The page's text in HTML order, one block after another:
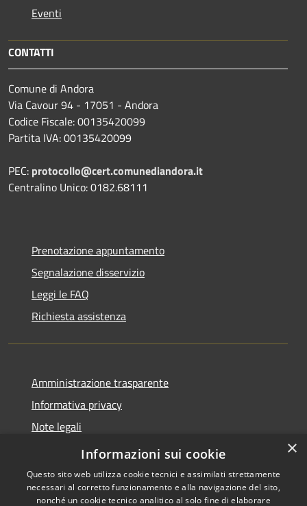
Eventi
CONTATTI
Comune di Andora
Via Cavour 94 - 17051 - Andora
Codice Fiscale: 00135420099
Partita IVA: 00135420099
PEC: protocollo@cert.comunediandora.it
Centralino Unico: 0182.68111
Prenotazione appuntamento
Segnalazione disservizio
Leggi le FAQ
Richiesta assistenza
Amministrazione trasparente
Informativa privacy
Note legali
Dichiarazione di accessibilità
×
Informazioni sui cookie
Questo sito web utilizza cookie tecnici e assimilati strettamente
necessari al corretto funzionamento e alla navigazione del sito,
nonché un cookie tecnico analitico al solo fine di elaborare